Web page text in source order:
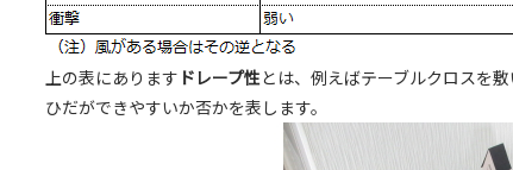
上の表にあります ドレープ性とは、例えばテーブルクロスを
ひだができやすいか否かを表します。